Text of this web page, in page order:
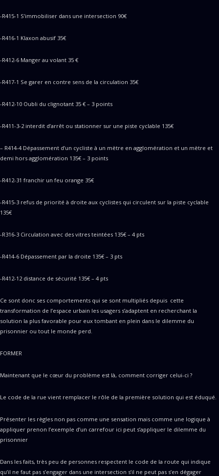
-R415-1 S’immobiliser dans une intersection 90€
-R416-1 Klaxon abusif 35€
-R412-6 Manger au volant 35 €
-R417-1 Se garer en contre sens de la circulation 35€
-R412-10 Oubli du clignotant 35 € – 3 points
-R411-3-2 interdit d’arrêt ou stationner sur une piste cyclable 135€
– R414-4 Dépassement d’un cycliste à un mètre en agglomération et un mètre et
demi hors agglomération 135€ – 3 points
-R412-31 franchir un feu orange 35€
-R415-3 refus de priorité à droite aux cyclistes qui circulent sur la piste cyclable
135€
-R316-3 Circulation avec des vitres teintées 135€ – 4 pts
-R414-6 Dépassement par la droite 135€ – 3 pts
-R412-12 distance de sécurité 135€ – 4 pts
Ce sont donc ses comportements qui se sont multipliés depuis cette
transformation de l’espace urbain les usagers s’adaptent en recherchant la
solution la plus favorable pour eux tombant en plein dans le dilemme du
prisonnier ou tout le monde perd.
FORMER
Maintenant que le cœur du problème est là, comment corriger celui-ci ?
Le code de la rue vient remplacer le rôle de la première solution qui est éduqué.
Présenter les règles non pas comme une sensation mais comme une logique à
appliquer prenon l’exemple d’un carrefour ici peut s’appliquer le dilemme du
prisonnier
Dans les faits, très peu de personnes respectent le code de la route qui indique
qu’il ne faut pas s’engager dans une intersection s’il ne peut pas s’en dégager